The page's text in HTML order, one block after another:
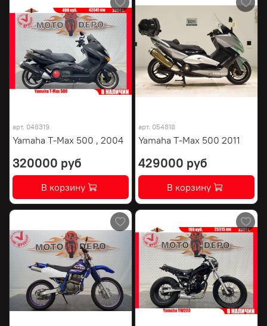
арт. 048319
Yamaha T-Max 500 , 2004
320000 руб
В корзину
арт. 054818
Yamaha T-Max 500 2011
429000 руб
В корзину